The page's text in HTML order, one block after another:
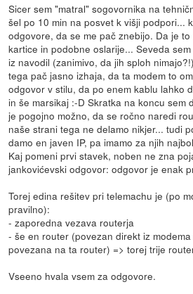
Sicer sem "matral" sogovornika na
šel po 10 min na posvet k višji podpori...
odgovore, da se me pač znebijo. Da je
kartice in podobne oslarije... Seveda
iz navodil (zanimivo, da jih sploh
tega pač jasno izhaja, da ta modem to
odgovor v stilu, da po enem kablu lahko
in še marsikaj :-D Skratka na koncu sem
je pogojno možno, da se ročno naredi
naše strani tega ne delamo nikjer... tudi
damo en javen IP, pa imamo za njih
Kaj pomeni prvi stavek, noben ne zna
jankovićevski odgovor: odgovor je enak
Torej edina rešitev pri telemachu je (po
pravilno):
- zaporedna vezava routerja
- še en router (povezan direkt iz
povezana na ta router) => torej trije
Vseeno hvala vsem za odgovore.